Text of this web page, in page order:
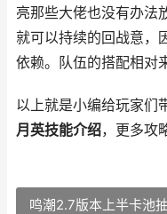
亮那些大佬也没有办法
就可以持续的回战意，
依赖。队伍的搭配相对
以上就是小编给玩家们
月英技能介绍，更多攻
鸣潮2.7版本上半卡池